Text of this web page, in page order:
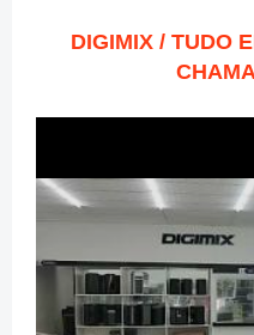
DIGIMIX / TUDO